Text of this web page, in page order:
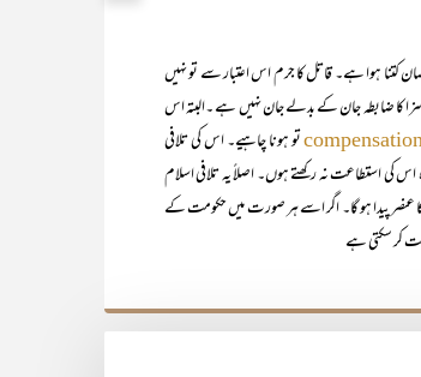
کتنا ہوا ہے۔ قاتل کا جرم اس اعتبار سے تو نہیں
سزا کا ضابطہ جان کے بدلے جان نہیں ہے ۔البتہ اس
تو ہونا چاہیے۔ اس کی تلافی
استطاعت نہ رکھتے ہوں۔ اصلاً یہ تلافی اسلام
پیدا ہو گا۔ اگر اسے ہر صورت میں حکومت کے
کر سکتی ہے